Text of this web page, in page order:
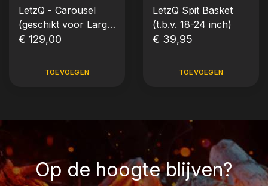
LetzQ - Carousel
(geschikt voor Large
en XLarge)
€ 129,00
TOEVOEGEN
LetzQ Spit Basket
(t.b.v. 18-24 inch)
€ 39,95
TOEVOEGEN
Op de hoogte blijven?